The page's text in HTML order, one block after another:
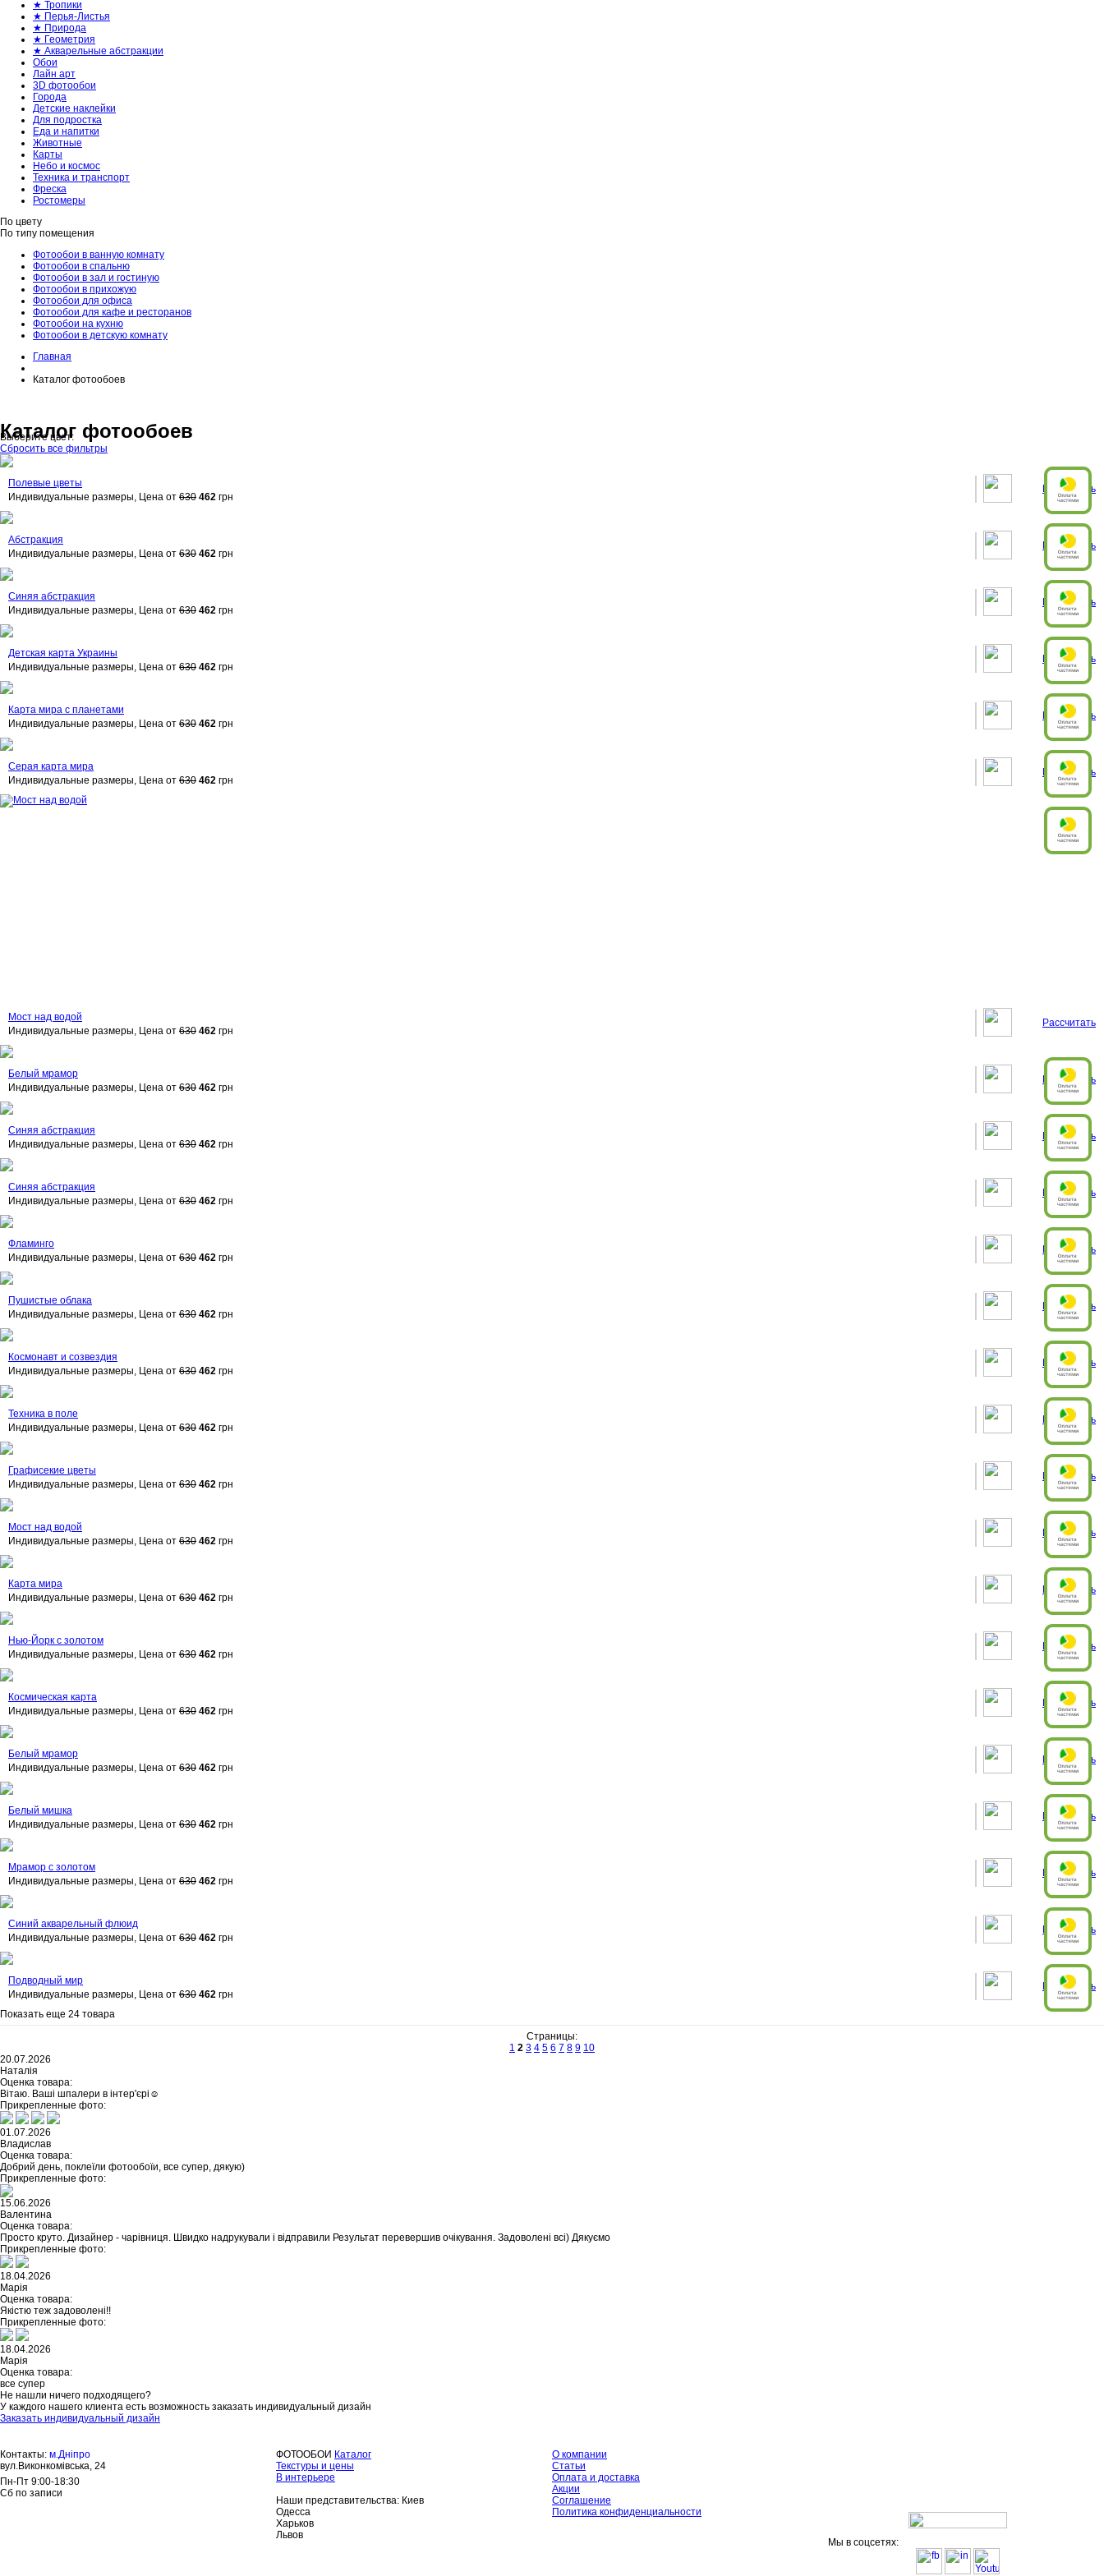
★ Тропики
★ Перья-Листья
★ Природа
★ Геометрия
★ Акварельные абстракции
Обои
Лайн арт
3D фотообои
Города
Детские наклейки
Для подростка
Еда и напитки
Животные
Карты
Небо и космос
Техника и транспорт
Фреска
Ростомеры
По цвету
По типу помещения
Фотообои в ванную комнату
Фотообои в спальню
Фотообои в зал и гостиную
Фотообои в прихожую
Фотообои для офиса
Фотообои для кафе и ресторанов
Фотообои на кухню
Фотообои в детскую комнату
Главная
Каталог фотообоев
Каталог фотообоев
Выберите цвет:
Сбросить все фильтры
Полевые цветы
Индивидуальные размеры, Цена от 630 462 грн
Рассчитать
Абстракция
Индивидуальные размеры, Цена от 630 462 грн
Рассчитать
Синяя абстракция
Индивидуальные размеры, Цена от 630 462 грн
Рассчитать
Детская карта Украины
Индивидуальные размеры, Цена от 630 462 грн
Рассчитать
Карта мира с планетами
Индивидуальные размеры, Цена от 630 462 грн
Рассчитать
Серая карта мира
Индивидуальные размеры, Цена от 630 462 грн
Рассчитать
Мост над водой
Индивидуальные размеры, Цена от 630 462 грн
Рассчитать
Белый мрамор
Индивидуальные размеры, Цена от 630 462 грн
Рассчитать
Синяя абстракция
Индивидуальные размеры, Цена от 630 462 грн
Рассчитать
Синяя абстракция
Индивидуальные размеры, Цена от 630 462 грн
Рассчитать
Фламинго
Индивидуальные размеры, Цена от 630 462 грн
Рассчитать
Пушистые облака
Индивидуальные размеры, Цена от 630 462 грн
Рассчитать
Космонавт и созвездия
Индивидуальные размеры, Цена от 630 462 грн
Рассчитать
Техника в поле
Индивидуальные размеры, Цена от 630 462 грн
Рассчитать
Графисекие цветы
Индивидуальные размеры, Цена от 630 462 грн
Рассчитать
Мост над водой
Индивидуальные размеры, Цена от 630 462 грн
Рассчитать
Карта мира
Индивидуальные размеры, Цена от 630 462 грн
Рассчитать
Нью-Йорк с золотом
Индивидуальные размеры, Цена от 630 462 грн
Рассчитать
Космическая карта
Индивидуальные размеры, Цена от 630 462 грн
Рассчитать
Белый мрамор
Индивидуальные размеры, Цена от 630 462 грн
Рассчитать
Белый мишка
Индивидуальные размеры, Цена от 630 462 грн
Рассчитать
Мрамор с золотом
Индивидуальные размеры, Цена от 630 462 грн
Рассчитать
Синий акварельный флюид
Индивидуальные размеры, Цена от 630 462 грн
Рассчитать
Подводный мир
Индивидуальные размеры, Цена от 630 462 грн
Рассчитать
Показать еще 24 товара
Страницы:
1 2 3 4 5 6 7 8 9 10
20.07.2026
Наталія
Оценка товара:
Вітаю. Ваші шпалери в інтер'єрі☺️
Прикрепленные фото:
01.07.2026
Владислав
Оценка товара:
Добрий день, поклеїли фотообоїи, все супер, дякую)
Прикрепленные фото:
15.06.2026
Валентина
Оценка товара:
Просто круто. Дизайнер - чарівниця. Швидко надрукували і відправили Результат перевершив очікування. Задоволені всі) Дякуємо
Прикрепленные фото:
18.04.2026
Марія
Оценка товара:
Якістю теж задоволені!!
Прикрепленные фото:
18.04.2026
Марія
Оценка товара:
все супер
Не нашли ничего подходящего?
У каждого нашего клиента есть возможность заказать индивидуальный дизайн
Заказать индивидуальный дизайн
Контакты: м.Дніпро
вул.Виконкомівська, 24
Пн-Пт 9:00-18:30
Сб по записи
ФОТООБОИ Каталог
Текстуры и цены
В интерьере
Наши представительства: Киев
Одесса
Харьков
Львов
О компании
Статьи
Оплата и доставка
Акции
Соглашение
Политика конфиденциальности
Мы в соцсетях: